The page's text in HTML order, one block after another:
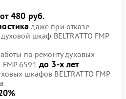
от 480 руб.
даже при отказе
шкаф BELTRATTO FMP
по ремонту духовых
FMP 6591 до 3-х лет
шкафов BELTRATTO FMP